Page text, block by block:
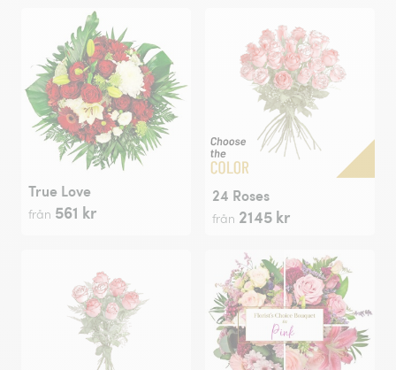
True Love
från 561 kr
24 Roses
från 2145 kr